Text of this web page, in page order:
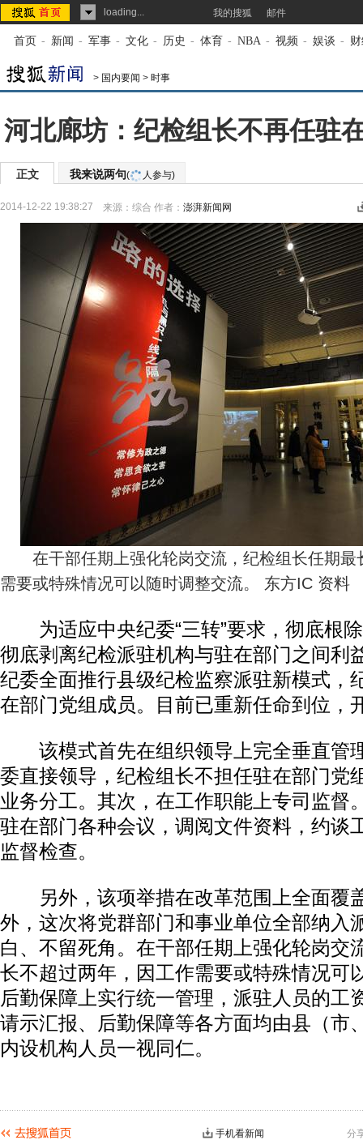
loading... 我的搜狐 邮件
首页 - 新闻 - 军事 - 文化 - 历史 - 体育 - NBA - 视频 - 娱谈 -
> 国内要闻 > 时事
河北廊坊：纪检组长不再任驻
正文 我来说两句( 人参与)
2014-12-22 19:38:27 来源： 综合 作者： 澎湃新闻网
在干部任期上强化轮岗交流，纪检组长任期最
需要或特殊情况可以随时调整交流。 东方IC 资料
为适应中央纪委“三转”要求，彻底根
彻底剥离纪检派驻机构与驻在部门之间利
纪委全面推行县级纪检监察派驻新模式，
在部门党组成员。目前已重新任命到位，
该模式首先在组织领导上完全垂直管
委直接领导，纪检组长不担任驻在部门党
业务分工。其次，在工作职能上专司监督
驻在部门各种会议，调阅文件资料，约谈
监督检查。
另外，该项举措在改革范围上全面覆
外，这次将党群部门和事业单位全部纳入
白、不留死角。在干部任期上强化轮岗交
长不超过两年，因工作需要或特殊情况可
后勤保障上实行统一管理，派驻人员的工
请示汇报、后勤保障等各方面均由县（市
内设机构人员一视同仁。
分
手机看新闻